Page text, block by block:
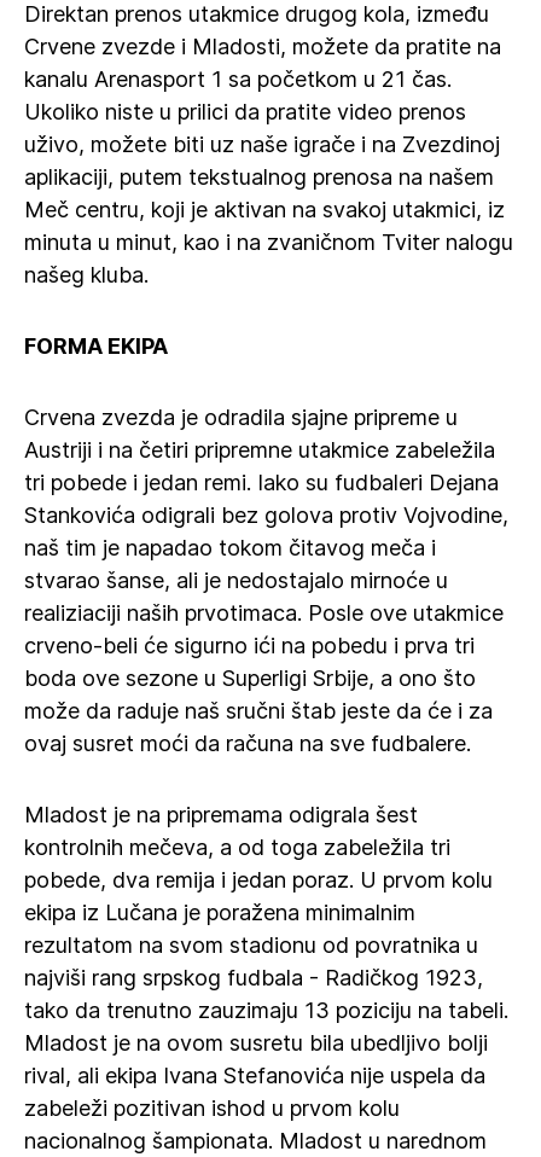
Direktan prenos utakmice drugog kola, između
Crvene zvezde i Mladosti, možete da pratite na
kanalu Arenasport 1 sa početkom u 21 čas.
Ukoliko niste u prilici da pratite video prenos
uživo, možete biti uz naše igrače i na Zvezdinoj
aplikaciji, putem tekstualnog prenosa na našem
Meč centru, koji je aktivan na svakoj utakmici, iz
minuta u minut, kao i na zvaničnom Tviter nalogu
našeg kluba.
FORMA EKIPA
Crvena zvezda je odradila sjajne pripreme u
Austriji i na četiri pripremne utakmice zabeležila
tri pobede i jedan remi. Iako su fudbaleri Dejana
Stankovića odigrali bez golova protiv Vojvodine,
naš tim je napadao tokom čitavog meča i
stvarao šanse, ali je nedostajalo mirnoće u
realiziaciji naših prvotimaca. Posle ove utakmice
crveno-beli će sigurno ići na pobedu i prva tri
boda ove sezone u Superligi Srbije, a ono što
može da raduje naš sručni štab jeste da će i za
ovaj susret moći da računa na sve fudbalere.
Mladost je na pripremama odigrala šest
kontrolnih mečeva, a od toga zabeležila tri
pobede, dva remija i jedan poraz. U prvom kolu
ekipa iz Lučana je poražena minimalnim
rezultatom na svom stadionu od povratnika u
najviši rang srpskog fudbala - Radičkog 1923,
tako da trenutno zauzimaju 13 poziciju na tabeli.
Mladost je na ovom susretu bila ubedljivo bolji
rival, ali ekipa Ivana Stefanovića nije uspela da
zabeleži pozitivan ishod u prvom kolu
nacionalnog šampionata. Mladost u narednom